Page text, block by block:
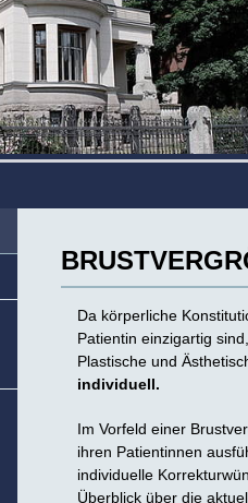
Da körperliche
Patientin einzigartig
Plastische und
individuell.
Im Vorfeld einer
ihren Patientinnen
individuelle
Überblick über die